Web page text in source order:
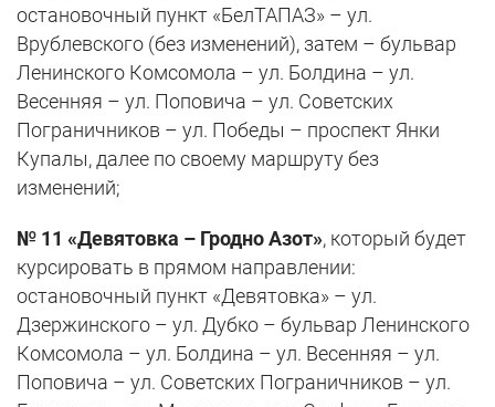
остановочный пункт «БелТАПАЗ» – ул.
Врублевского (без изменений), затем – бульвар
Ленинского Комсомола – ул. Болдина – ул.
Весенняя – ул. Поповича – ул. Советских
Пограничников – ул. Победы – проспект Янки
Купалы, далее по своему маршруту без
изменений;
№ 11 «Девятовка – Гродно Азот», который будет
курсировать в прямом направлении:
остановочный пункт «Девятовка» – ул.
Дзержинского – ул. Дубко – бульвар Ленинского
Комсомола – ул. Болдина – ул. Весенняя – ул.
Поповича – ул. Советских Пограничников – ул.